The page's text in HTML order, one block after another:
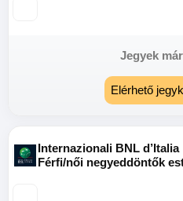
Jegyek már
Elérhető
Internazionali BNL d’Italia
Férfi/női negyeddöntők